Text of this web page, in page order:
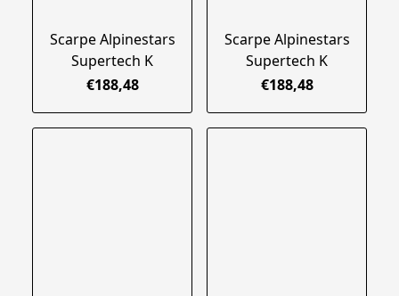
Scarpe Alpinestars
Supertech K
€188,48
Scarpe Alpinestars
Supertech K
€188,48